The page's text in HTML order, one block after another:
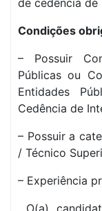
de cedência de
Condições
– Possuir
Públicas ou
Entidades
Cedência de
– Possuir a
/ Técnico
– Experiência
O(a)